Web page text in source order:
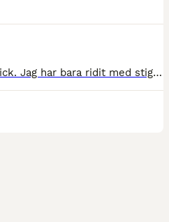
Tysk kvalitetssadel i otroligt gott skick. Jag har bara ridit med stigläderna under kåpan så det finns väldigt lite tecken på användning. 32.5 i bomvidd och sadeln är omvärmningsbar. Sits 17,5. Hela s